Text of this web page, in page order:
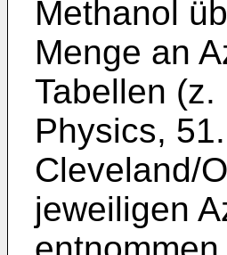
Methanol
Menge an
Tabellen
Physics,
Cleveland/
jeweiligen